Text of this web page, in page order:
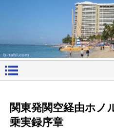
関東発関空経由ホノ
乗実録序章